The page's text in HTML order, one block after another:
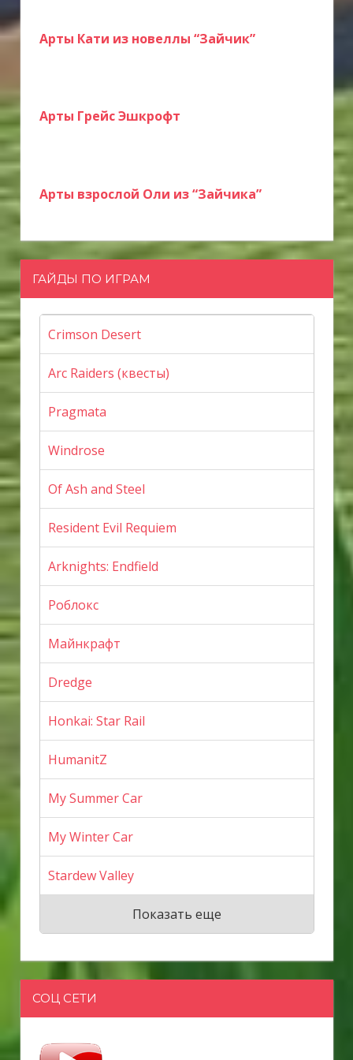
Арты Кати из новеллы “Зайчик”
Арты Грейс Эшкрофт
Арты взрослой Оли из “Зайчика”
ГАЙДЫ ПО ИГРАМ
Crimson Desert
Arc Raiders (квесты)
Pragmata
Windrose
Of Ash and Steel
Resident Evil Requiem
Arknights: Endfield
Роблокс
Майнкрафт
Dredge
Honkai: Star Rail
HumanitZ
My Summer Car
My Winter Car
Stardew Valley
Показать еще
СОЦ СЕТИ